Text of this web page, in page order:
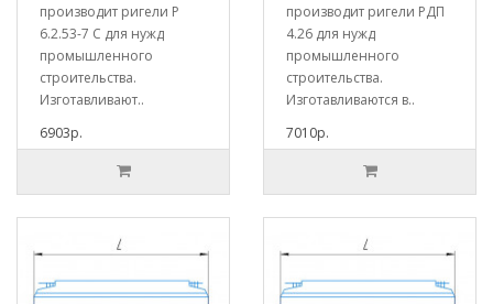
производит ригели Р
6.2.53-7 С для нужд
промышленного
строительства.
Изготавливают..
6903р.
производит ригели РДП
4.26 для нужд
промышленного
строительства.
Изготавливаются в..
7010р.